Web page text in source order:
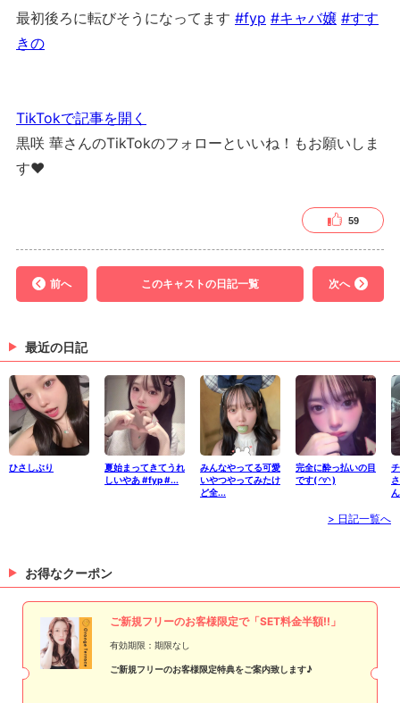
最初後ろに転びそうになってます #fyp #キャバ嬢 #すす
きの
TikTokで記事を開く
黒咲 華さんのTikTokのフォローといいね！もお願いしま
す❤
59
前へ このキャストの日記一覧 次へ
最近の日記
ひさしぶり
夏始まってきてうれ
しいやあ #fyp #...
みんなやってる可愛
いやつやってみたけ
ど全...
完全に酔っ払いの目
です( ◜▿◝ )
ん
> 日記一覧へ
お得なクーポン
ご新規フリーのお客様限定で「SET料金半額!!」
有効期限：期限なし
ご新規フリーのお客様限定特典をご案内致します♪